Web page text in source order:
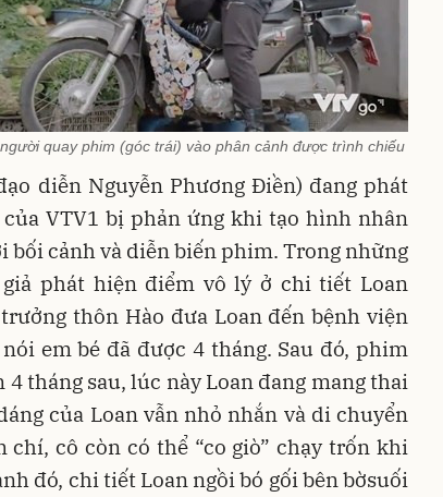
quay phim (góc trái) vào phân cảnh được trình chiếu
diễn Nguyễn Phương Điền) đang phát
VTV1 bị phản ứng khi tạo hình nhân
bối cảnh và diễn biến phim. Trong những
phát hiện điểm vô lý ở chi tiết Loan
thôn Hào đưa Loan đến bệnh viện
em bé đã được 4 tháng. Sau đó, phim
tháng sau, lúc này Loan đang mang thai
của Loan vẫn nhỏ nhắn và di chuyển
chí, cô còn có thể “co giò” chạy trốn khi
đó, chi tiết Loan ngồi bó gối bên bờsuối